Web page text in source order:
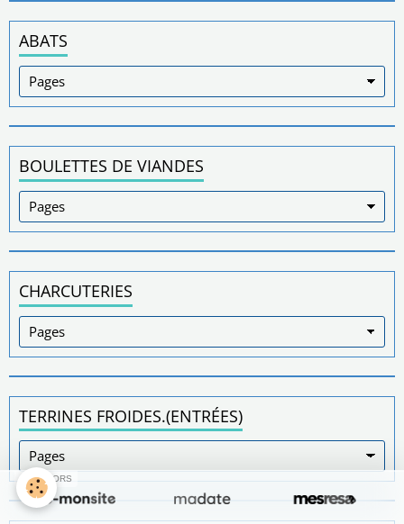
ABATS
BOULETTES DE VIANDES
CHARCUTERIES
TERRINES FROIDES.(ENTRÉES)
SPONSORS